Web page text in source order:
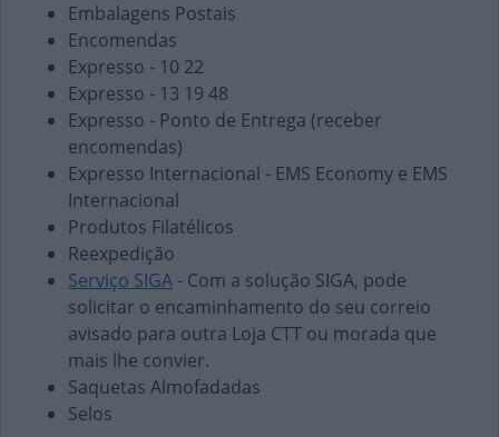
Embalagens Postais
Encomendas
Expresso - 10 22
Expresso - 13 19 48
Expresso - Ponto de Entrega (receber
encomendas)
Expresso Internacional - EMS Economy e EMS
Internacional
Produtos Filatélicos
Reexpedição
Serviço SIGA - Com a solução SIGA, pode
solicitar o encaminhamento do seu correio
avisado para outra Loja CTT ou morada que
mais lhe convier.
Saquetas Almofadadas
Selos